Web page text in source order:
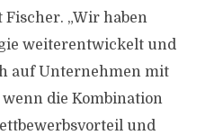
„Wir haben
weiterentwickelt und
auf Unternehmen mit
wenn die Kombination
und